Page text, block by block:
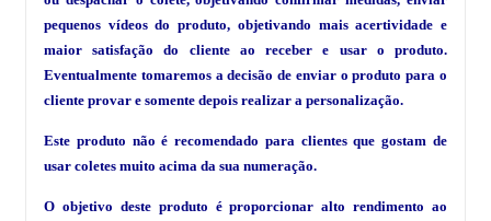
pequenos vídeos do produto, objetivando mais acertividade e
maior satisfação do cliente ao receber e usar o produto.
Eventualmente tomaremos a decisão de enviar o produto para o
cliente provar e somente depois realizar a personalização.
Este produto não é recomendado para clientes que gostam de
usar coletes muito acima da sua numeração.
O objetivo deste produto é proporcionar alto rendimento ao